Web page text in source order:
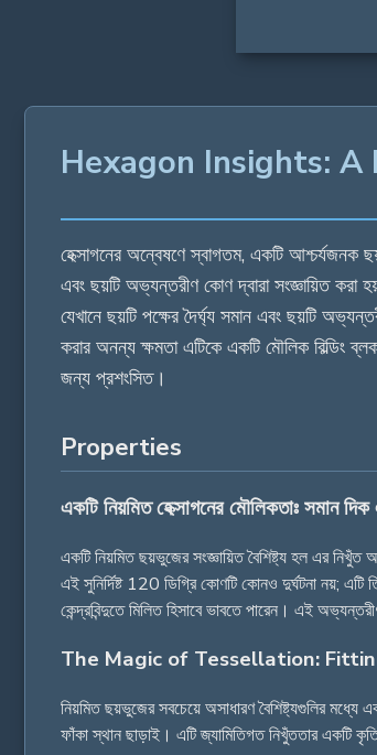
Hexagon Insights:
হেক্সাগনের অন্বেষণে স্বাগতম, একটি
এবং ছয়টি অভ্যন্তরীণ কোণ দ্বারা সংজ্ঞায়িত
যেখানে ছয়টি পক্ষের দৈর্ঘ্য সমান এবং ছয়টি
করার অনন্য ক্ষমতা এটিকে একটি মৌলিক বিল্ডিং
জন্য প্রশংসিত।
Properties
একটি নিয়মিত হেক্সাগনের মৌলিকতাঃ সমান
একটি নিয়মিত ছয়ভুজের সংজ্ঞায়িত বৈশিষ্ট্য হল এর
এই সুনির্দিষ্ট 120 ডিগ্রি কোণটি কোনও দুর্ঘটনা নয়;
কেন্দ্রবিন্দুতে মিলিত হিসাবে ভাবতে পারেন। এই
The Magic of Tessellation:
নিয়মিত ছয়ভুজের সবচেয়ে অসাধারণ বৈশিষ্ট্যগুলির
ফাঁকা স্থান ছাড়াই। এটি জ্যামিতিগত নিখুঁততার একটি